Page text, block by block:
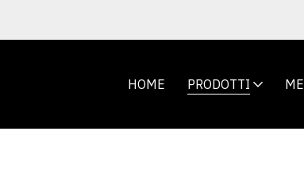
HOME PRODOTTI